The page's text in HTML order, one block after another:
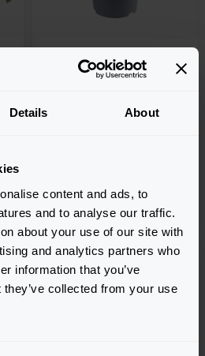
Details About
content and ads, to
and to analyse our traffic.
about your use of our site with
and analytics partners who
information that you’ve
collected from your use
+8
Verbena peruviana